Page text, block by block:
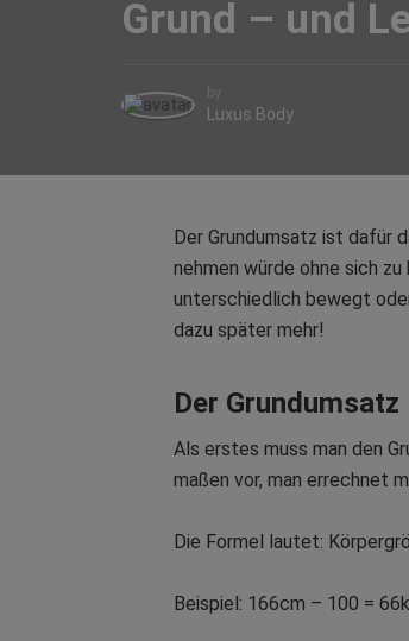
Grund – und
by
Luxus Body
Der Grundumsatz ist dafür
nehmen würde ohne sich
unterschiedlich bewegt
dazu später mehr!
Der Grundumsatz
Als erstes muss man den
maßen vor, man errechnet
Die Formel lautet:
Beispiel: 166cm – 100 =